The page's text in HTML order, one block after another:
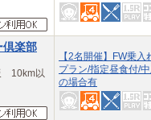
倶楽部
10km以
【2名開催】FW乗入
プラン/指定昼食付/
の場合有